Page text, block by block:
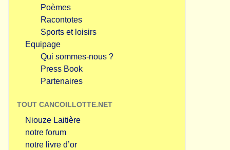
Poèmes
Racontotes
Sports et loisirs
Equipage
Qui sommes-nous ?
Press Book
Partenaires
TOUT CANCOILLOTTE.NET
Niouze Laitière
notre forum
notre livre d’or